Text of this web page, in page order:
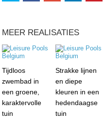
MEER REALISATIES
Tijdloos
zwembad in
een groene,
karaktervolle
tuin
Strakke lijnen
en diepe
kleuren in een
hedendaagse
tuin